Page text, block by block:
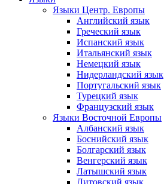
Языки Центр. Европы
Английский язык
Греческий язык
Испанский язык
Итальянский язык
Немецкий язык
Нидерландский язык
Португальский язык
Турецкий язык
Французский язык
Языки Восточной Европы
Албанский язык
Боснийский язык
Болгарский язык
Венгерский язык
Латышский язык
Литовский язык